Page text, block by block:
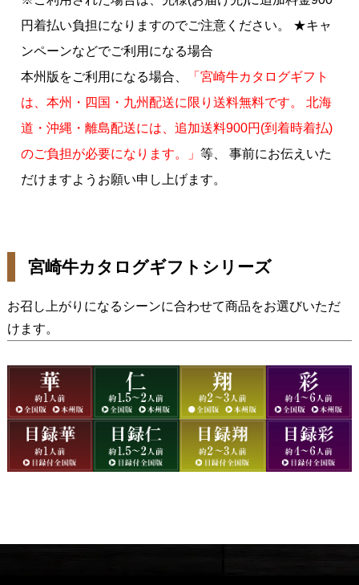
円着払い負担になりますのでご注意ください。 ★キャ
ンペーンなどでご利用になる場合
本州版をご利用になる場合、
「宮崎牛カタログギフト
は、本州・四国・九州配送に限り送料無料です。 北海
道・沖縄・離島配送には、追加送料900円(到着時着払)
のご負担が必要になります。」 等、 事前にお伝えいた
だけますようお願い申し上げます。
宮崎牛カタログギフトシリーズ
お召し上がりになるシーンに合わせて商品をお選びいただ
けます。